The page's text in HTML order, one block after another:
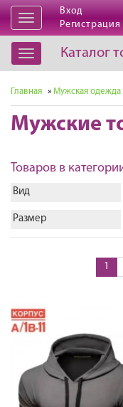
Открыть
навигацию
Вход
Регистрация
Открыть
навигацию
Каталог
Главная » Мужская одежда
Мужские
Товаров в
Вид
Размер
1